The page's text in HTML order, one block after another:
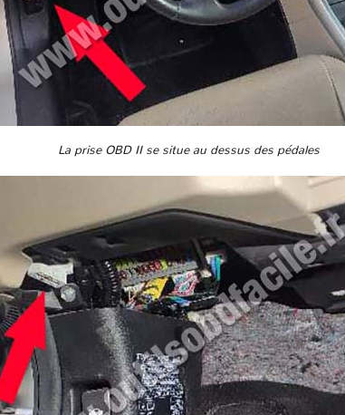
La prise OBD II se situe au dessus des pédales